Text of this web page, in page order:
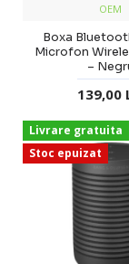
OEM
Boxa
Microfon
–
139,00
Livrare gratuita
Stoc epuizat